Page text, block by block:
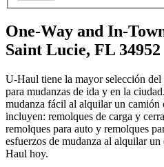
One-Way and In-
Saint Lucie, FL 34952
U-Haul tiene la mayor selección del
para mudanzas de ida y en la ciudad.
mudanza fácil al alquilar un camión
incluyen: remolques de carga y
remolques para auto y remolques
esfuerzos de mudanza al alquilar
Haul hoy.